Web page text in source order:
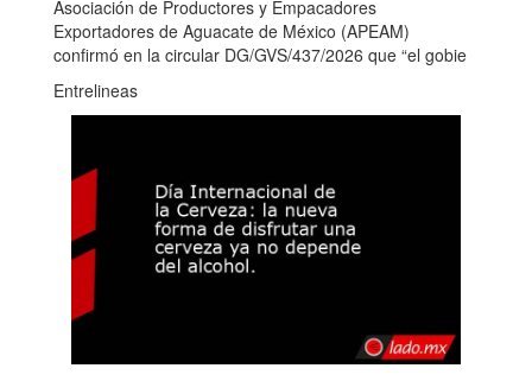
Asociación de Productores y Empacadores
Exportadores de Aguacate de México (APEAM)
confirmó en la circular DG/GVS/437/2026 que “el gobie
Entrelineas